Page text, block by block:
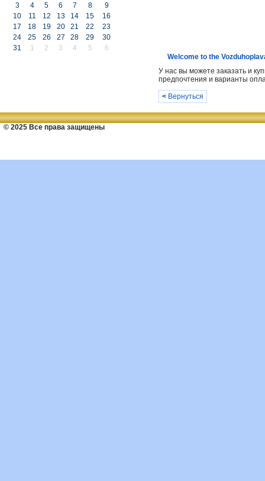
3
4 5 6 7 8
9
10
11 12 13 14 15
16
17
18 19 20 21 22
23
24
25 26 27 28 29
30
31
1 2 3 4 5 6
Welcome to the
У нас вы можете заказать и
предпочтения и варианты
< Вернуться
© 2025 Все права защищены